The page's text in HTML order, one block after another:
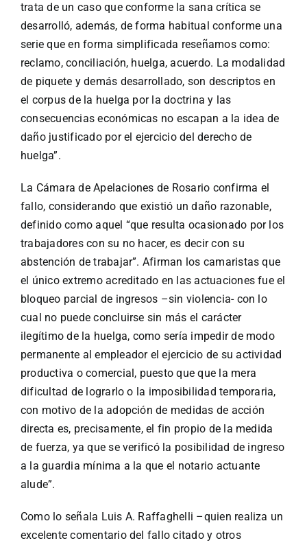
trata de un caso que conforme la sana crítica se
desarrolló, además, de forma habitual conforme una
serie que en forma simplificada reseñamos como:
reclamo, conciliación, huelga, acuerdo. La modalidad
de piquete y demás desarrollado, son descriptos en
el corpus de la huelga por la doctrina y las
consecuencias económicas no escapan a la idea de
daño justificado por el ejercicio del derecho de
huelga”.
La Cámara de Apelaciones de Rosario confirma el
fallo, considerando que existió un daño razonable,
definido como aquel “que resulta ocasionado por los
trabajadores con su no hacer, es decir con su
abstención de trabajar”. Afirman los camaristas que
el único extremo acreditado en las actuaciones fue el
bloqueo parcial de ingresos –sin violencia- con lo
cual no puede concluirse sin más el carácter
ilegítimo de la huelga, como sería impedir de modo
permanente al empleador el ejercicio de su actividad
productiva o comercial, puesto que que la mera
dificultad de lograrlo o la imposibilidad temporaria,
con motivo de la adopción de medidas de acción
directa es, precisamente, el fin propio de la medida
de fuerza, ya que se verificó la posibilidad de ingreso
a la guardia mínima a la que el notario actuante
alude”.
Como lo señala Luis A. Raffaghelli –quien realiza un
excelente comentario del fallo citado y otros